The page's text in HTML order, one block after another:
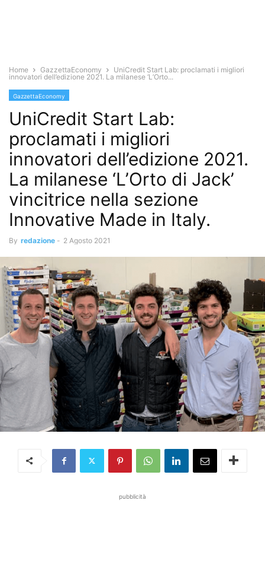
Home GazzettaEconomy
UniCredit Start Lab: proclamati i migliori
innovatori dell’edizione 2021. La milanese ‘L’Orto...
GazzettaEconomy
UniCredit Start Lab:
proclamati i migliori
innovatori dell’edizione 2021.
La milanese ‘L’Orto di Jack’
vincitrice nella sezione
Innovative Made in Italy.
By redazione - 2 Agosto 2021
pubblicità